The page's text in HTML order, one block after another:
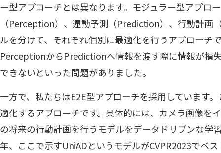
ー型アプローチとは異なります。モジュラー型アプロ
（Perception）、運動予測（Prediction）、行動計画
ルを分けて、それぞれ個別に最適化を行うアプローチ
PerceptionからPredictionへ情報を渡す際に情報が損
できないといった問題がありました。
一方で、私たちはE2E型アプローチを採用しています
適化するアプローチです。具体的には、カメラ画像を
の将来の行動計画を行うモデルをデータドリブンな学
年、ここで示すUniADというモデルがCVPR2023でベ